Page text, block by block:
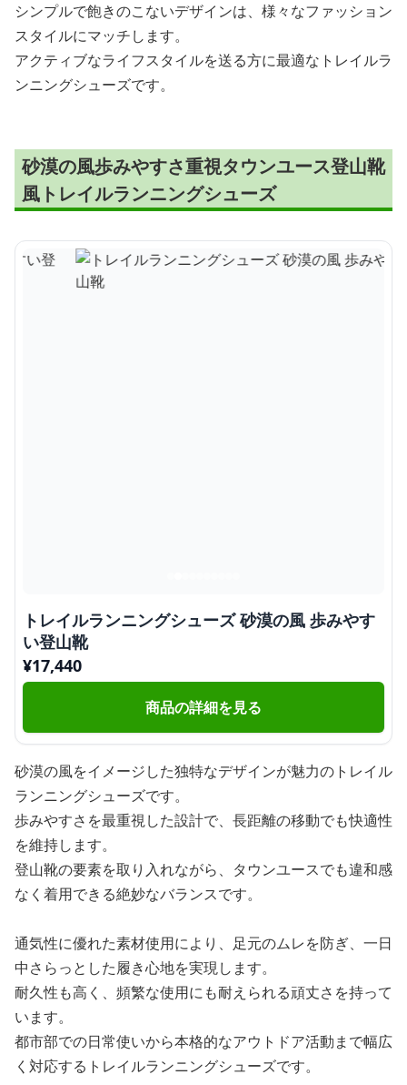
シンプルで飽きのこないデザインは、様々なファッション
スタイルにマッチします。
アクティブなライフスタイルを送る方に最適なトレイルラ
ンニングシューズです。
砂漠の風歩みやすさ重視タウンユース登山靴
風トレイルランニングシューズ
トレイルランニングシューズ 砂漠の風 歩みやす
い登山靴
¥17,440
商品の詳細を見る
砂漠の風をイメージした独特なデザインが魅力のトレイル
ランニングシューズです。
歩みやすさを最重視した設計で、長距離の移動でも快適性
を維持します。
登山靴の要素を取り入れながら、タウンユースでも違和感
なく着用できる絶妙なバランスです。
通気性に優れた素材使用により、足元のムレを防ぎ、一日
中さらっとした履き心地を実現します。
耐久性も高く、頻繁な使用にも耐えられる頑丈さを持って
います。
都市部での日常使いから本格的なアウトドア活動まで幅広
く対応するトレイルランニングシューズです。